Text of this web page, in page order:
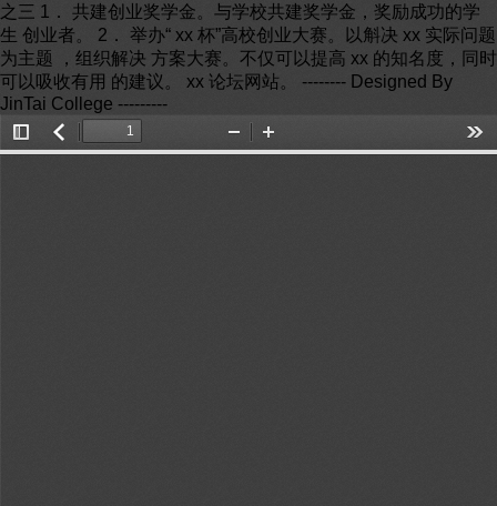
之三 1． 共建创业奖学金。与学校共建奖学金，奖励成功的学
生 创业者。 2． 举办“ xx 杯”高校创业大赛。以斛决 xx 实际问题
为主题 ，组织解决 方案大赛。不仅可以提高 xx 的知名度，同时
可以吸收有用 的建议。 xx 论坛网站。 -------- Designed By
JinTai College ---------
Toggle返
Zoom